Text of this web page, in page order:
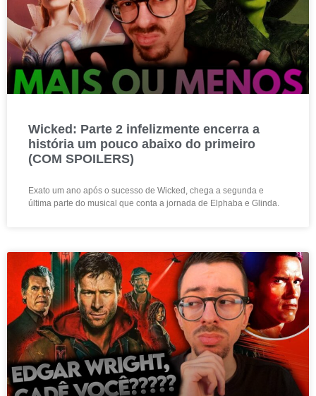
Wicked: Parte 2 infelizmente encerra a
história um pouco abaixo do primeiro
(COM SPOILERS)
Exato um ano após o sucesso de Wicked, chega a segunda e
última parte do musical que conta a jornada de Elphaba e Glinda.